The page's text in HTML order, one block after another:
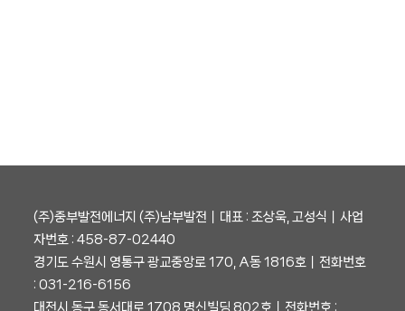
(주)중부발전에너지 (주)남부발전┃대표 : 조상욱, 고성식┃사업
자번호 : 458-87-02440
경기도 수원시 영통구 광교중앙로 170, A동 1816호┃전화번호
: 031-216-6156
대전시 동구 동서대로 1708 명신빌딩 802호┃전화번호 :